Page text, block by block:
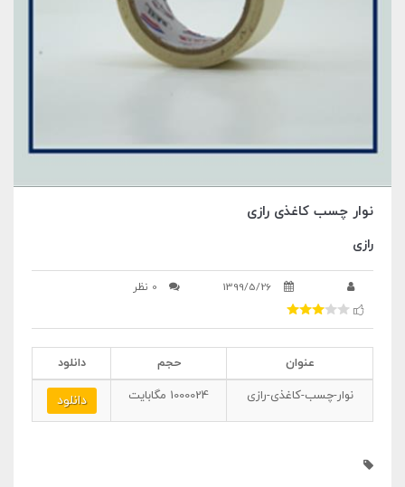
نوار چسب کاغذی رازی
رازی
1399/5/26 0 نظر
عنوان حجم
دانلود
نوار-چسب-کاغذی-رازی
1000024 مگابایت دانلود